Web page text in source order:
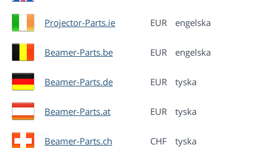
Projector-Parts.ie EUR engelska
Beamer-Parts.be EUR engelska
Beamer-Parts.de EUR tyska
Beamer-Parts.at EUR tyska
Beamer-Parts.ch CHF tyska